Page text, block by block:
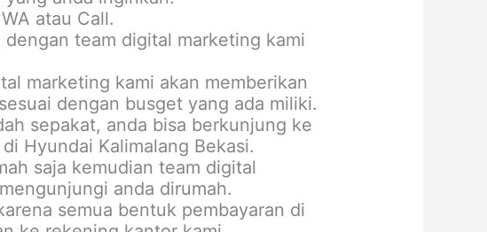
atau Call.
team digital marketing kami
marketing kami akan memberikan
dengan busget yang ada miliki.
sepakat, anda bisa berkunjung ke
Hyundai Kalimalang Bekasi.
saja kemudian team digital
anda dirumah.
semua bentuk pembayaran di